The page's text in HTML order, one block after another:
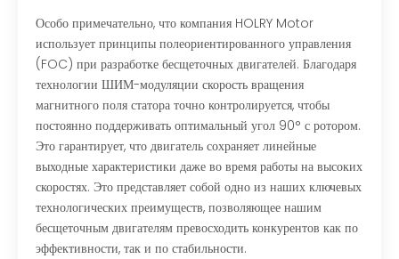
Особо примечательно, что компания HOLRY Motor
использует принципы полеориентированного управления
(FOC) при разработке бесщеточных двигателей. Благодаря
технологии ШИМ-модуляции скорость вращения
магнитного поля статора точно контролируется, чтобы
постоянно поддерживать оптимальный угол 90° с ротором.
Это гарантирует, что двигатель сохраняет линейные
выходные характеристики даже во время работы на высоких
скоростях. Это представляет собой одно из наших ключевых
технологических преимуществ, позволяющее нашим
бесщеточным двигателям превосходить конкурентов как по
эффективности, так и по стабильности.